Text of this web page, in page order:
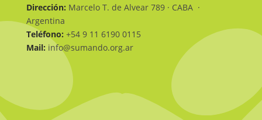
Dirección: Marcelo T. de Alvear 789 · CABA ·
Argentina
Teléfono: +54 9 11 6190 0115
Mail: info@sumando.org.ar